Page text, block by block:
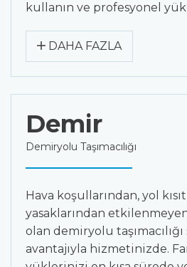
kullanın ve profesyonel yük
DAHA FAZLA
Demir
Demiryolu Taşımacılığı
Hava koşullarından, yol
yasaklarından
olan demiryolu
avantajıyla hizmetinizde.